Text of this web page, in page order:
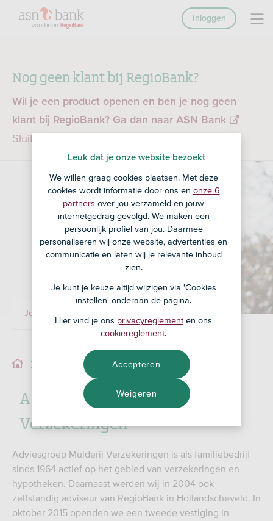
Nog geen klant bij RegioBank?
Wil je een product openen en ben je nog geen
klant bij RegioBank? Ga dan naar ASN Bank
Sluiten
Inloggen
Je adviseur
Adviesgroep Mulderij
Verzekeringen
Adviesgroep Mulderij Verzekeringen is als familiebedrijf
sinds 1964 actief op het gebied van verzekeringen en
hypotheken. Daarnaast werden wij in 2004 ook
zelfstandig adviseur van RegioBank in Hollandscheveld. In
oktober 2015 openden we een tweede vestiging in
Leuk dat je onze website bezoekt
We willen graag cookies plaatsen. Met deze
cookies wordt informatie door ons en onze 6
partners over jou verzameld en jouw
internetgedrag gevolgd. We maken een
persoonlijk profiel van jou. Daarmee
personaliseren wij onze website, advertenties en
communicatie en laten wij je relevante inhoud
zien.
Je kunt je keuze altijd wijzigen via 'Cookies
instellen' onderaan de pagina.
Hier vind je ons privacyreglement en ons
cookiereglement.
Weigeren
Accepteren